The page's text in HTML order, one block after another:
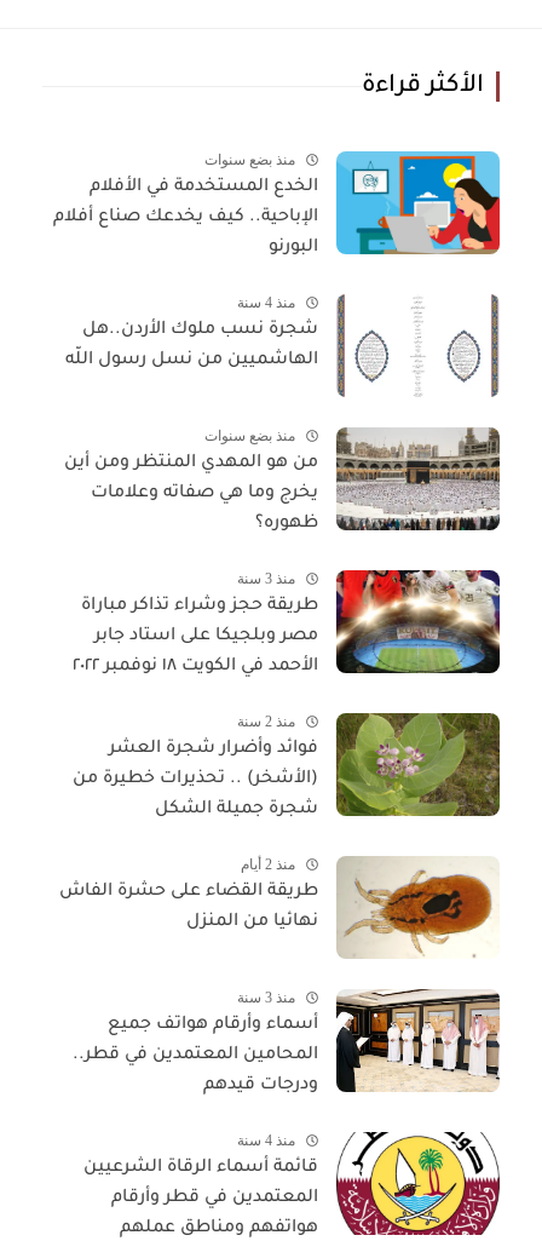
الأكثر قراءة
منذ بضع سنوات
الخدع المستخدمة في الأفلام
الإباحية.. كيف يخدعك صناع أفلام
البورنو
منذ 4 سنة
شجرة نسب ملوك الأردن..هل
الهاشميين من نسل رسول اللّه
منذ بضع سنوات
من هو المهدي المنتظر ومن أين
يخرج وما هي صفاته وعلامات
ظهوره؟
منذ 3 سنة
طريقة حجز وشراء تذاكر مباراة
مصر وبلجيكا على استاد جابر
الأحمد في الكويت ١٨ نوفمبر ٢٠٢٢
منذ 2 سنة
فوائد وأضرار شجرة العشر
(الأشخر) .. تحذيرات خطيرة من
شجرة جميلة الشكل
منذ 2 أيام
طريقة القضاء على حشرة الفاش
نهائيا من المنزل
منذ 3 سنة
أسماء وأرقام هواتف جميع
المحامين المعتمدين في قطر..
ودرجات قيدهم
منذ 4 سنة
قائمة أسماء الرقاة الشرعيين
المعتمدين في قطر وأرقام
هواتفهم ومناطق عملهم